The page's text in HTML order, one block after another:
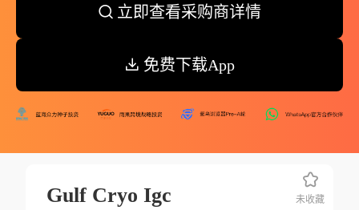
立即查看采购商详情
免费下载App
Gulf Cryo Igc 未收藏